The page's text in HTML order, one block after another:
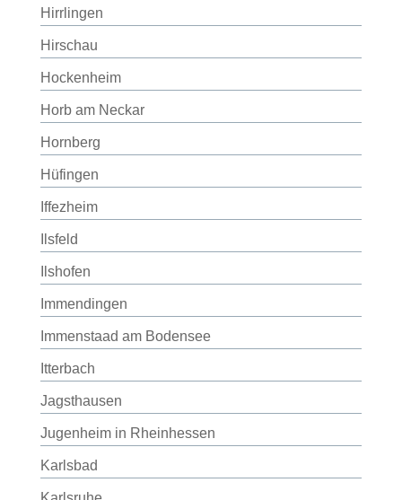
Hirrlingen
Hirschau
Hockenheim
Horb am Neckar
Hornberg
Hüfingen
Iffezheim
Ilsfeld
Ilshofen
Immendingen
Immenstaad am Bodensee
Itterbach
Jagsthausen
Jugenheim in Rheinhessen
Karlsbad